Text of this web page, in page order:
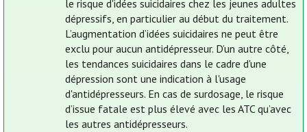
le risque d'idées suicidaires chez les jeunes adultes
dépressifs, en particulier au début du traitement.
L’augmentation d’idées suicidaires ne peut être
exclu pour aucun antidépresseur. D’un autre côté,
les tendances suicidaires dans le cadre d'une
dépression sont une indication à l'usage
d'antidépresseurs. En cas de surdosage, le risque
d’issue fatale est plus élevé avec les ATC qu’avec
les autres antidépresseurs.